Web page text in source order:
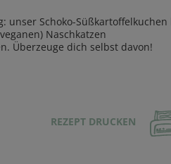
unser Schoko-Süßkartoffelkuchen
Naschkatzen
Überzeuge dich selbst davon!
REZEPT DRUCKEN